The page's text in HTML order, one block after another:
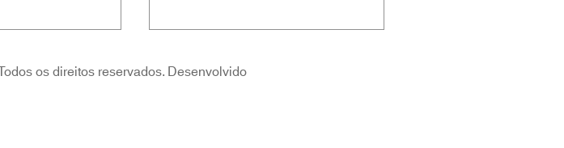
os direitos reservados. Desenvolvido